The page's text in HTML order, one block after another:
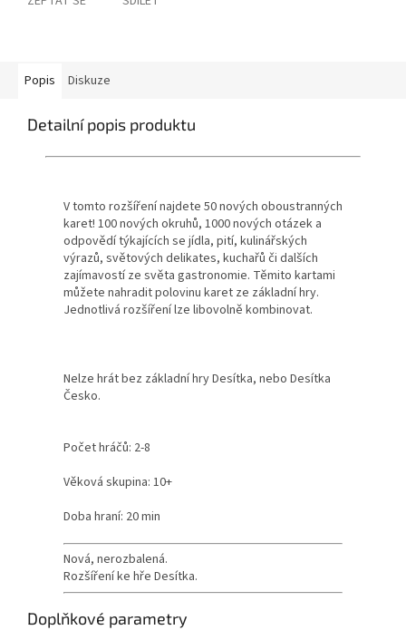
Popis Diskuze
Detailní popis produktu
V tomto rozšíření najdete 50 nových oboustranných
karet! 100 nových okruhů, 1000 nových otázek a
odpovědí týkajících se jídla, pití, kulinářských
výrazů, světových delikates, kuchařů či dalších
zajímavostí ze světa gastronomie. Těmito kartami
můžete nahradit polovinu karet ze základní hry.
Jednotlivá rozšíření lze libovolně kombinovat.
Nelze hrát bez základní hry Desítka, nebo Desítka
Česko.
Počet hráčů: 2-8
Věková skupina: 10+
Doba hraní: 20 min
Nová, nerozbalená.
Rozšíření ke hře Desítka.
Doplňkové parametry